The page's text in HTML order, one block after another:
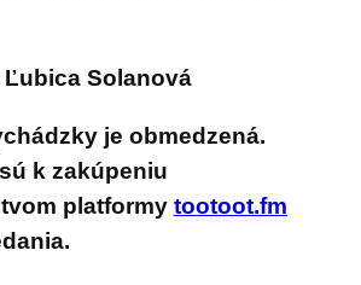
Solanová
je obmedzená.
k zakúpeniu
platformy tootoot.fm